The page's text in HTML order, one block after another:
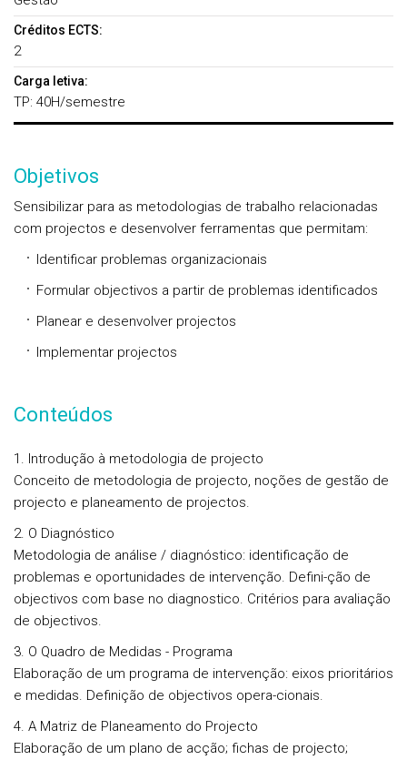
Créditos ECTS:
2
Carga letiva:
TP: 40H/semestre
Objetivos
Sensibilizar para as metodologias de trabalho relacionadas
com projectos e desenvolver ferramentas que permitam:
Identificar problemas organizacionais
Formular objectivos a partir de problemas identificados
Planear e desenvolver projectos
Implementar projectos
Conteúdos
1. Introdução à metodologia de projecto
Conceito de metodologia de projecto, noções de gestão de
projecto e planeamento de projectos.
2. O Diagnóstico
Metodologia de análise / diagnóstico: identificação de
problemas e oportunidades de intervenção. Defini-ção de
objectivos com base no diagnostico. Critérios para avaliação
de objectivos.
3. O Quadro de Medidas - Programa
Elaboração de um programa de intervenção: eixos prioritários
e medidas. Definição de objectivos opera-cionais.
4. A Matriz de Planeamento do Projecto
Elaboração de um plano de acção; fichas de projecto;